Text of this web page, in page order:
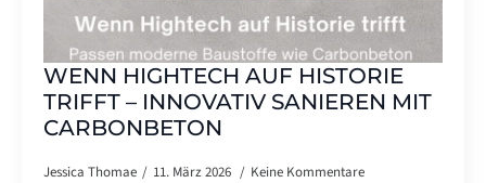
WENN HIGHTECH AUF HISTORIE
TRIFFT – INNOVATIV SANIEREN MIT
CARBONBETON
Jessica Thomae 11. März 2026 Keine Kommentare